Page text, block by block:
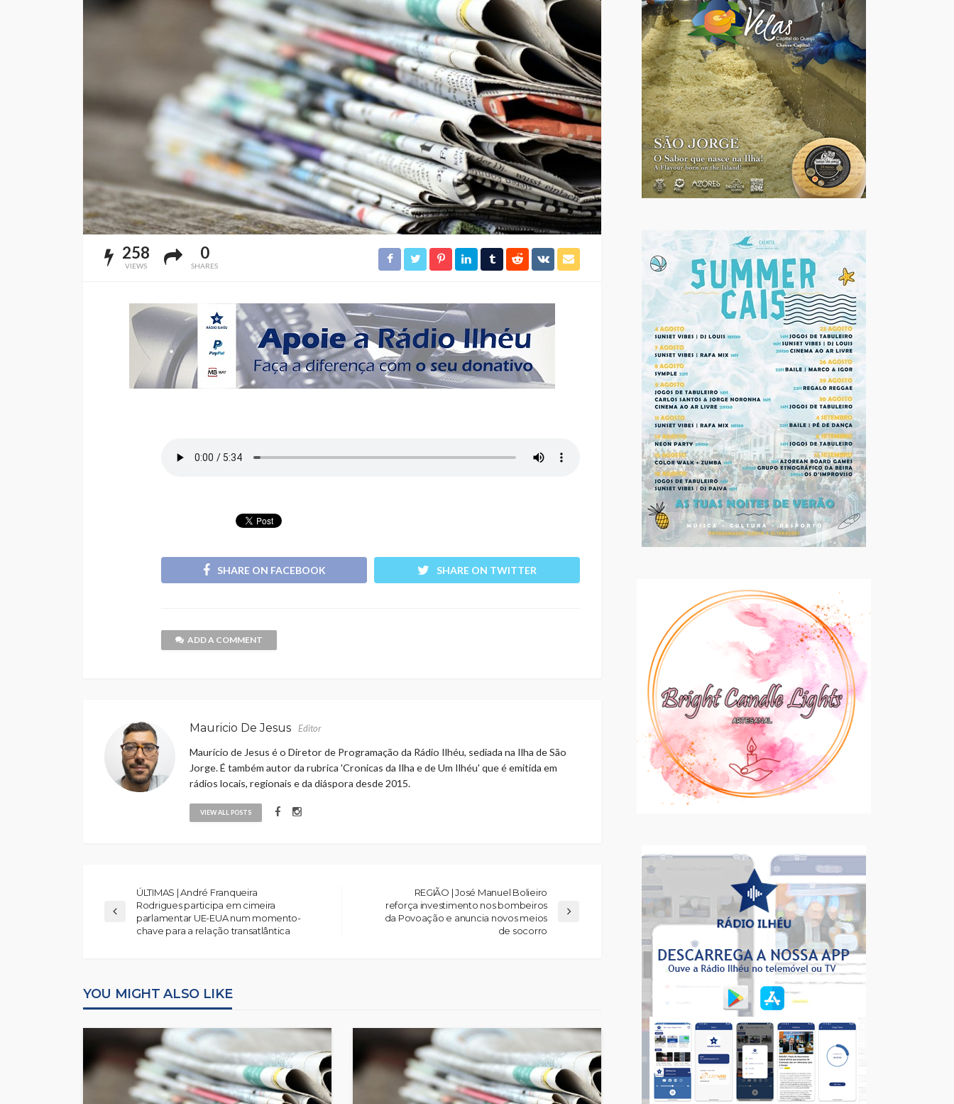
258
VIEWS
0
SHARES
SHARE ON FACEBOOK SHARE ON TWITTER
ADD A COMMENT
Mauricio De Jesus Editor
Maurício de Jesus é o Diretor de Programação da Rádio Ilhéu, sediada na Ilha de São
Jorge. É também autor da rubrica 'Cronicas da Ilha e de Um Ilhéu' que é emitida em
rádios locais, regionais e da diáspora desde 2015.
VIEW ALL POSTS
ÚLTIMAS | André Franqueira
Rodrigues participa em cimeira
parlamentar UE-EUA num momento-
chave para a relação transatlântica
REGIÃO | José Manuel Bolieiro
reforça investimento nos bombeiros
da Povoação e anuncia novos meios
de socorro
YOU MIGHT ALSO LIKE